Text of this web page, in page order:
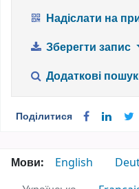
Надіслати на
Зберегти запис
Додаткові
Поділитися
Мови:
English